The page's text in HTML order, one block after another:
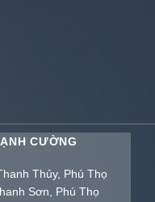
CƯỜNG
Thủy, Phú Thọ
Sơn, Phú Thọ